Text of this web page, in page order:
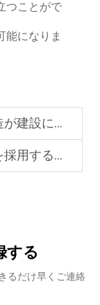
つことがで
能になりま
らす利点とは
利点とは？
する
るだけ早くご連絡